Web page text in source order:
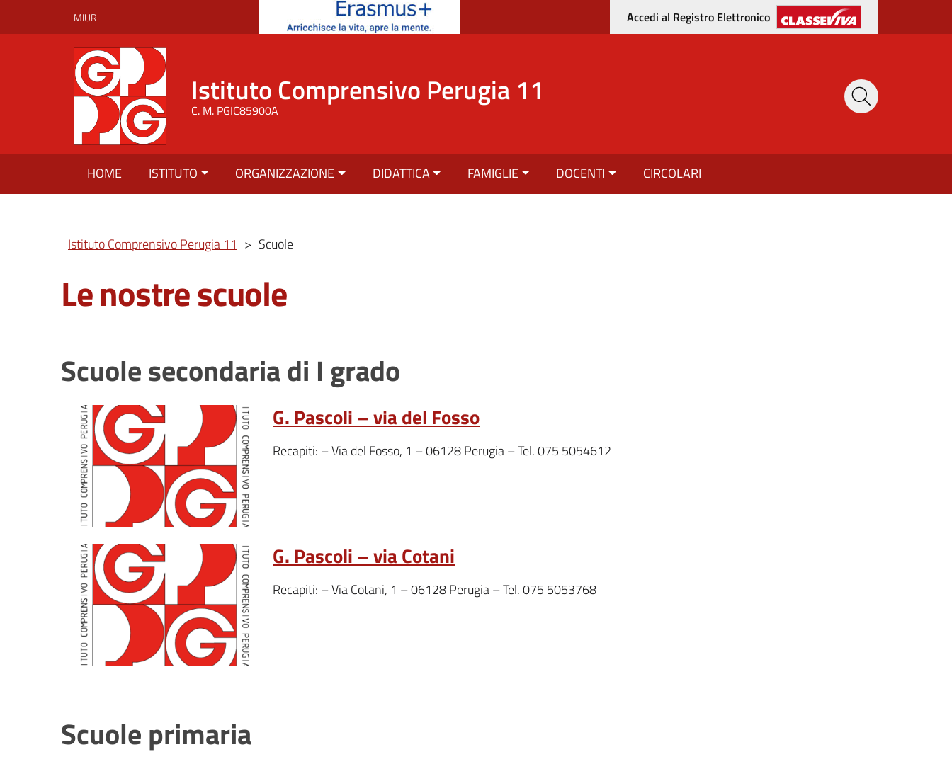
MIUR Accedi al Registro Elettronico
Istituto Comprensivo Perugia 11
C. M. PGIC85900A
HOME ISTITUTO ORGANIZZAZIONE DIDATTICA FAMIGLIE DOCENTI CIRCOLARI
Istituto Comprensivo Perugia 11 > Scuole
Le nostre scuole
Scuole secondaria di I grado
G. Pascoli – via del Fosso
Recapiti: – Via del Fosso, 1 – 06128 Perugia – Tel. 075 5054612
G. Pascoli – via Cotani
Recapiti: – Via Cotani, 1 – 06128 Perugia – Tel. 075 5053768
Scuole primaria